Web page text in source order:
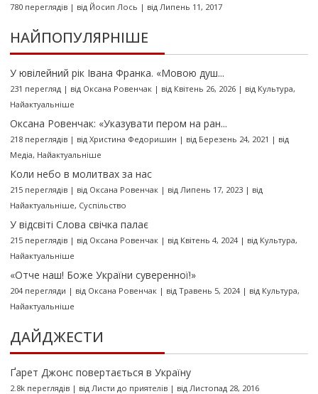
780 переглядів| від Йосип Лось | від Липень 11, 2017
НАЙПОПУЛЯРНІШЕ
У ювілейний рік Івана Франка. «Мовою душ...
231 перегляд | від Оксана Ровенчак| від Квітень 26, 2026| від Культура,
Найактуальніше
Оксана Ровенчак: «Указувати пером на ран...
218 переглядів| від Христина Федоришин | від Березень 24, 2021 | від
Медіа, Найактуальніше
Коли небо в молитвах за нас
215 переглядів| від Оксана Ровенчак| від Липень 17, 2023| від
Найактуальніше, Суспільство
У відсвіті Слова свічка палає
215 переглядів| від Оксана Ровенчак| від Квітень 4, 2024| від Культура,
Найактуальніше
«Отче наш! Боже України суверенної!»
204 перегляди | від Оксана Ровенчак| від Травень 5, 2024| від Культура,
Найактуальніше
ДАЙДЖЕСТИ
Ґарет Джонс повертається в Україну
2.8k переглядів| від Листи до приятелів| від Листопад 28, 2016